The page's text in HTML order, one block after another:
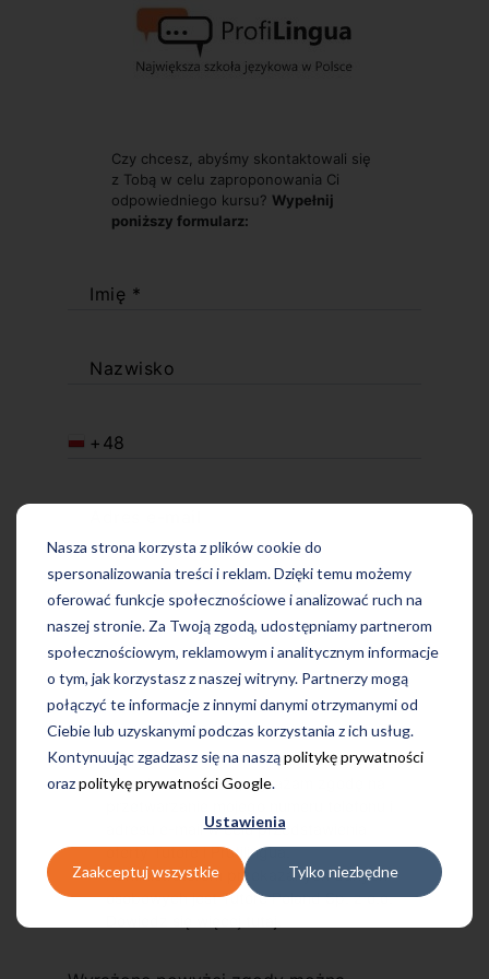
Nasza strona korzysta z plików cookie do
spersonalizowania treści i reklam. Dzięki temu możemy
oferować funkcje społecznościowe i analizować ruch na
naszej stronie. Za Twoją zgodą, udostępniamy partnerom
społecznościowym, reklamowym i analitycznym informacje
o tym, jak korzystasz z naszej witryny. Partnerzy mogą
połączyć te informacje z innymi danymi otrzymanymi od
Ciebie lub uzyskanymi podczas korzystania z ich usług.
Kontynuując zgadzasz się na nasząpolitykę prywatności
orazpolitykę prywatności Google.
Ustawienia
Zaakceptuj wszystkie Tylko niezbędne
Czy chcesz, abyśmy skontaktowali się
z Tobą w celu zaproponowania Ci
odpowiedniego kursu? Wypełnij
poniższy formularz:
Imię *
Nazwisko
+48
Przechodząc dalej, wyrażam zgodę na
adresu e-mail w celu przedstawienia
oferty Tutore i Profilingua.
Administratorem przekazanych danych
osobowych jest Tutore Poland Sp. z o.o.